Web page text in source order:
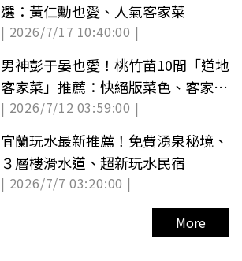
選：黃仁勳也愛、人氣客家菜
| 2026/7/17 10:40:00 |
男神彭于晏也愛！桃竹苗10間「道地
客家菜」推薦：快絕版菜色、客家麻
辣鍋
| 2026/7/12 03:59:00 |
宜蘭玩水最新推薦！免費湧泉秘境、
３層樓滑水道、超新玩水民宿
| 2026/7/7 03:20:00 |
More